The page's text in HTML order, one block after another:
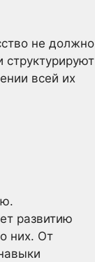
не должно
структурируют
всей их
развитию
них. От